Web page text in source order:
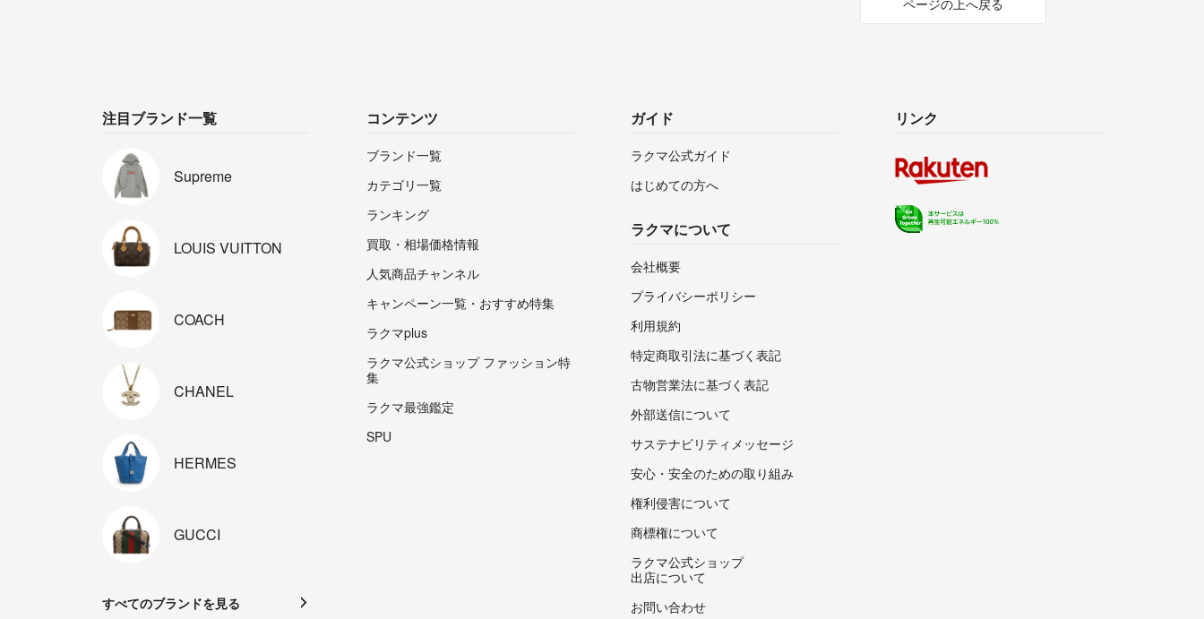
注目ブランド一覧
Supreme
LOUIS VUITTON
COACH
CHANEL
HERMES
GUCCI
すべてのブランドを見る
コンテンツ
ブランド一覧
カテゴリ一覧
ランキング
買取・相場価格情報
人気商品チャンネル
キャンペーン一覧・おすすめ特集
ラクマplus
ラクマ公式ショップ ファッション特
集
ラクマ最強鑑定
SPU
ガイド
ラクマ公式ガイド
はじめての方へ
ラクマについて
会社概要
プライバシーポリシー
利用規約
特定商取引法に基づく表記
古物営業法に基づく表記
外部送信について
サステナビリティメッセージ
安心・安全のための取り組み
権利侵害について
商標権について
ラクマ公式ショップ
出店について
お問い合わせ
リンク